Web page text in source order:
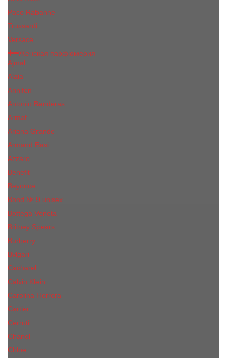
Paco Rabanne
Trussardi
Versace
Женская парфюмерия
Ajmal
Alaia
Annifen
Antonio Banderas
Armaf
Ariana Grande
Armand Basi
Azzaro
Benefit
Beyonce
Bond № 9 unisex
Bottega Veneta
Britney Spears
Burberry
Bvlgari
Cacharel
Calvin Klein
Carolina Herrera
Cartier
Cerruti
Сhanеl
Chloe